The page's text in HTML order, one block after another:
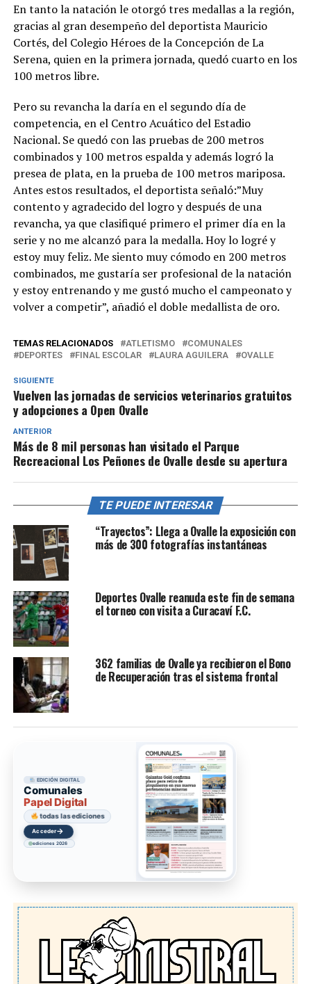
En tanto la natación le otorgó tres medallas a la región,
gracias al gran desempeño del deportista Mauricio
Cortés, del Colegio Héroes de la Concepción de La
Serena, quien en la primera jornada, quedó cuarto en los
100 metros libre.
Pero su revancha la daría en el segundo día de
competencia, en el Centro Acuático del Estadio
Nacional. Se quedó con las pruebas de 200 metros
combinados y 100 metros espalda y además logró la
presea de plata, en la prueba de 100 metros mariposa.
Antes estos resultados, el deportista señaló:”Muy
contento y agradecido del logro y después de una
revancha, ya que clasifiqué primero el primer día en la
serie y no me alcanzó para la medalla. Hoy lo logré y
estoy muy feliz. Me siento muy cómodo en 200 metros
combinados, me gustaría ser profesional de la natación
y estoy entrenando y me gustó mucho el campeonato y
volver a competir”, añadió el doble medallista de oro.
TEMAS RELACIONADOS ATLETISMO
COMUNALES
DEPORTES
FINAL ESCOLAR LAURA AGUILERA OVALLE
SIGUIENTE
Vuelven las jornadas de servicios veterinarios gratuitos
y adopciones a Open Ovalle
ANTERIOR
Más de 8 mil personas han visitado el Parque
Recreacional Los Peñones de Ovalle desde su apertura
TE PUEDE INTERESAR
“Trayectos”: Llega a Ovalle la exposición con
más de 300 fotografías instantáneas
Deportes Ovalle reanuda este fin de semana
el torneo con visita a Curacaví F.C.
362 familias de Ovalle ya recibieron el Bono
de Recuperación tras el sistema frontal
EDICIÓN DIGITAL
Comunales
Papel Digital
todas las ediciones
Acceder→
ediciones 2026